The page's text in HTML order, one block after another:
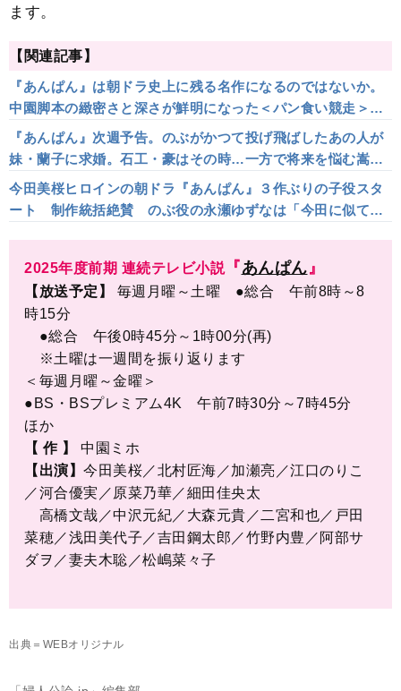
ます。
【関連記事】
『あんぱん』は朝ドラ史上に残る名作になるのではないか。
中園脚本の緻密さと深さが鮮明になった＜パン食い競走＞が
表現したものは…
『あんぱん』次週予告。のぶがかつて投げ飛ばしたあの人が
妹・蘭子に求婚。石工・豪はその時…一方で将来を悩む嵩へ
のぶが伝えた言葉は…
今田美桜ヒロインの朝ドラ『あんぱん』３作ぶりの子役スタ
ート 制作統括絶賛 のぶ役の永瀬ゆずなは「今田に似てい
2025年度前期 連続テレビ小説『あんぱん』
【放送予定】 毎週月曜～土曜 ●総合 午前8時～8
時15分
●総合 午後0時45分～1時00分(再)
※土曜は一週間を振り返ります
＜毎週月曜～金曜＞
●BS・BSプレミアム4K 午前7時30分～7時45分
ほか
【 作 】
中園ミホ
【出演】 今田美桜／北村匠海／加瀬亮／江口のりこ
／河合優実／原菜乃華／細田佳央太
高橋文哉／中沢元紀／大森元貴／二宮和也／戸田
菜穂／浅田美代子／吉田鋼太郎／竹野内豊／阿部サ
ダヲ／妻夫木聡／松嶋菜々子
出典＝WEBオリジナル